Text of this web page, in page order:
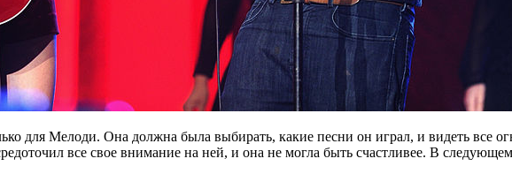
для Мелоди. Она должна была выбирать, какие песни он играл, и видеть все
все свое внимание на ней, и она не могла быть счастливее. В